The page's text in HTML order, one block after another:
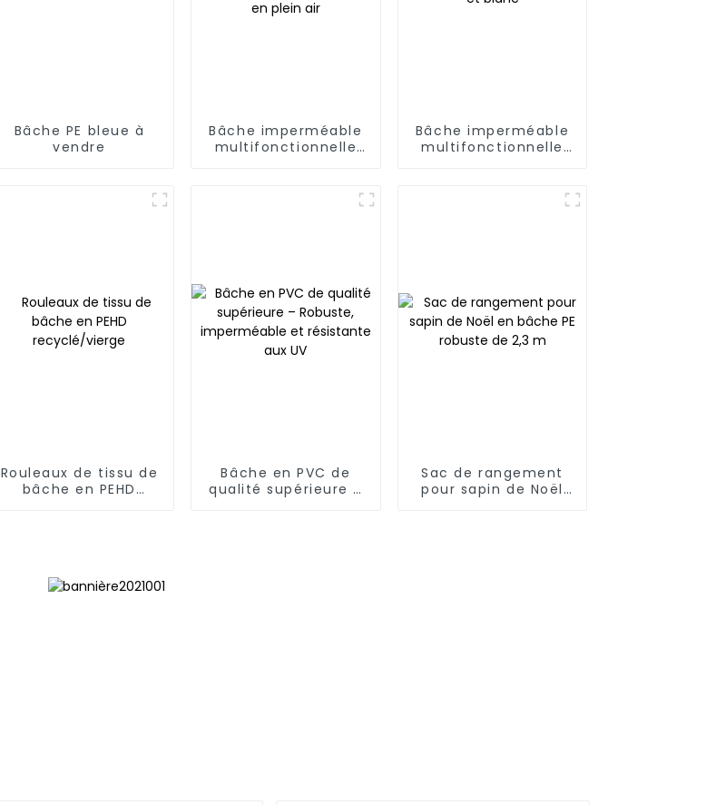
Bâche PE bleue à
vendre
Bâche imperméable
multifonctionnelle
Bâche imperméable
multifonctionnelle
Rouleaux de tissu de
bâche en PEHD
Bâche en PVC de
qualité supérieure –
Sac de rangement
pour sapin de Noël